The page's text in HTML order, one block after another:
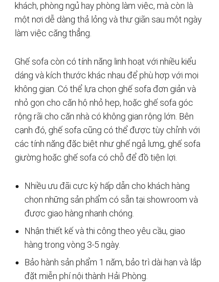
khách, phòng ngủ hay phòng làm việc, mà còn là
một nơi dễ dàng thả lỏng và thư giãn sau một ngày
làm việc căng thẳng.
Ghế sofa còn có tính năng linh hoạt với nhiều kiểu
dáng và kích thước khác nhau để phù hợp với mọi
không gian. Có thể lựa chọn ghế sofa đơn giản và
nhỏ gọn cho căn hộ nhỏ hẹp, hoặc ghế sofa góc
rộng rãi cho căn nhà có không gian rộng lớn. Bên
cạnh đó, ghế sofa cũng có thể được tùy chỉnh với
các tính năng đặc biệt như ghế ngả lưng, ghế sofa
giường hoặc ghế sofa có chỗ để đồ tiện lợi.
Nhiều ưu đãi cực kỳ hấp dẫn cho khách hàng
chọn những sản phẩm có sẵn tại showroom và
được giao hàng nhanh chóng.
Nhận thiết kế và thi công theo yêu cầu, giao
hàng trong vòng 3-5 ngày.
Bảo hành sản phẩm 1 năm, bảo trì dài hạn và lắp
đặt miễn phí nội thành Hải Phòng.